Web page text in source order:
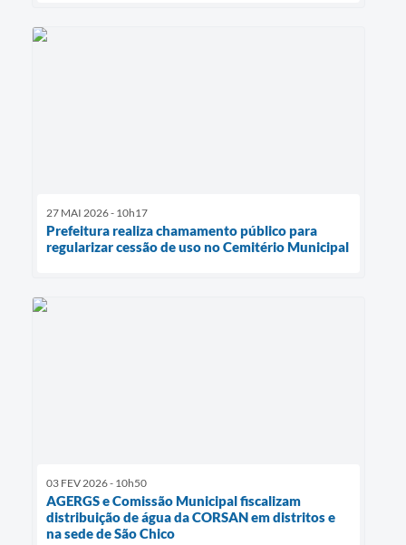
27 MAI 2026 - 10h17
Prefeitura realiza chamamento público para
regularizar cessão de uso no Cemitério Municipal
03 FEV 2026 - 10h50
AGERGS e Comissão Municipal fiscalizam
distribuição de água da CORSAN em distritos e
na sede de São Chico